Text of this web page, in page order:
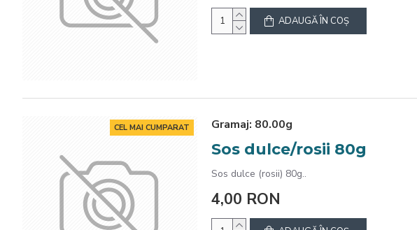
ADAUGĂ ÎN COŞ
CEL MAI CUMPARAT Gramaj: 80.00g
Sos dulce/rosii 80g
Sos dulce (rosii) 80g..
4,00 RON